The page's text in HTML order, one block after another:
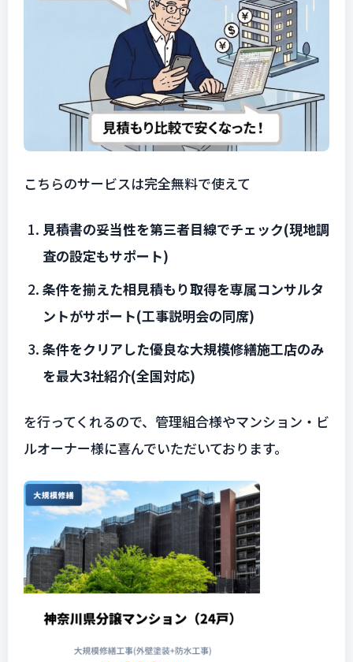
こちらのサービスは完全無料で使えて
見積書の妥当性を第三者目線でチェック(現地調
査の設定もサポート)
条件を揃えた相見積もり取得を専属コンサルタ
ントがサポート(工事説明会の同席)
条件をクリアした優良な大規模修繕施工店のみ
を最大3社紹介(全国対応)
を行ってくれるので、管理組合様やマンション・ビ
ルオーナー様に喜んでいただいております。